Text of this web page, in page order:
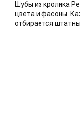
Шубы из кролика
цвета и фасоны.
отбирается